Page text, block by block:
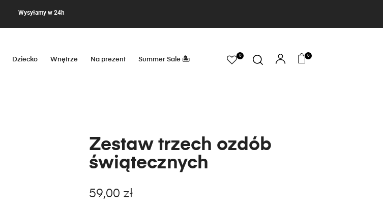
Wysyłamy w 24h
Dziecko Wnętrze Na prezent Summer Sale 🏝
0 0
Zestaw trzech ozdób
świątecznych
59,00 zł